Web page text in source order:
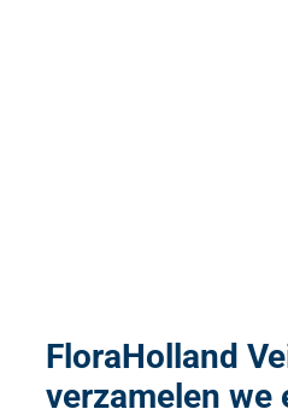
FloraHolland
verzamelen we